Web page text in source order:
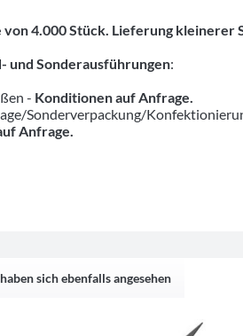
von 4.000 Stück. Lieferung
und Sonderausführungen:
- Konditionen auf Anfrage.
Sonderverpackung/
Anfrage.
sich ebenfalls angesehen